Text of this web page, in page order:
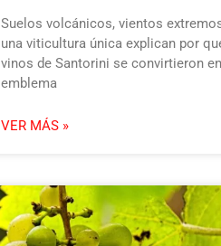
Suelos volcánicos, vientos
una viticultura única explican por
vinos de Santorini se convirtieron
emblema
VER MÁS »